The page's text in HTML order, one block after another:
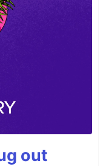
out